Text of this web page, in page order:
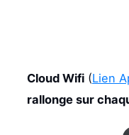
Cloud Wifi(Lien
rallonge sur